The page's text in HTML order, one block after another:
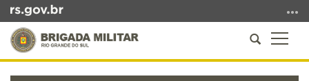
para
conteúdo
a
Abrir
a
busca